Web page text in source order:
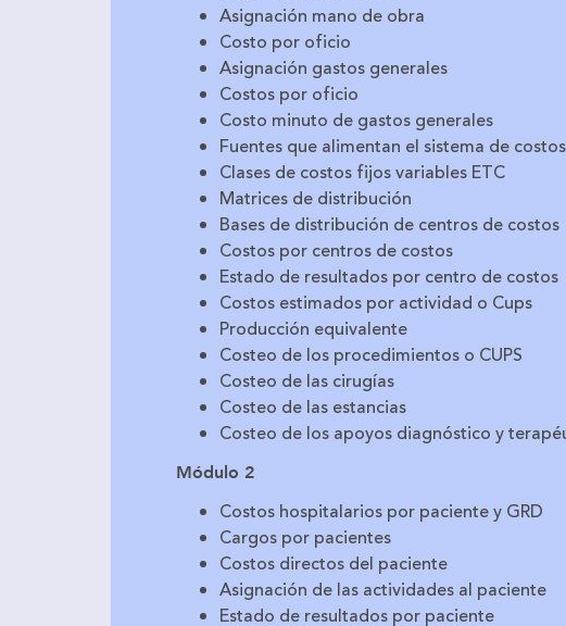
Asignación mano de obra
Costo por oficio
Asignación gastos generales
Costos por oficio
Costo minuto de gastos generales
Fuentes que alimentan el sistema de costos
Clases de costos fijos variables ETC
Matrices de distribución
Bases de distribución de centros de costos
Costos por centros de costos
Estado de resultados por centro de costos
Costos estimados por actividad o Cups
Producción equivalente
Costeo de los procedimientos o CUPS
Costeo de las cirugías
Costeo de las estancias
Costeo de los apoyos diagnóstico y
Módulo 2
Costos hospitalarios por paciente y GRD
Cargos por pacientes
Costos directos del paciente
Asignación de las actividades al paciente
Estado de resultados por paciente